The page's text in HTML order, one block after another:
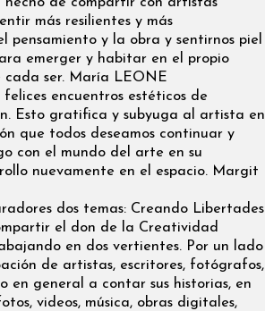
más resilientes y más
pensamiento y la obra y sentirnos piel
emerger y habitar en el propio
cada ser. María LEONE
encuentros estéticos de
Esto gratifica y subyuga al artista en
que todos deseamos continuar y
con el mundo del arte en su
nuevamente en el espacio. Margit
dos temas: Creando Libertades
el don de la Creatividad
en dos vertientes. Por un lado
de artistas, escritores, fotógrafos,
en general a contar sus historias, en
videos, música, obras digitales,